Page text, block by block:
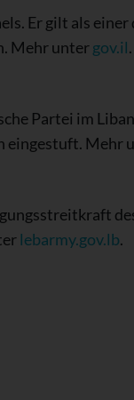
Er gilt als
Mehr untergov.il.
Partei im
eingestuft. Mehr
lebarmy.gov.lb.